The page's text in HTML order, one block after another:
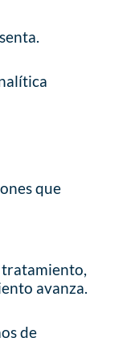
que
tratamiento,
avanza.
de